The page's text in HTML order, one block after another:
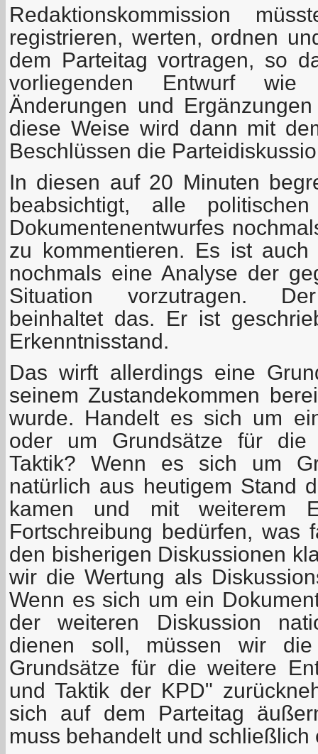
Redaktionskommission
registrieren, werten, ordnen
dem Parteitag vortragen, so
vorliegenden Entwurf
Änderungen und
diese Weise wird dann mit
Beschlüssen die
In diesen auf 20 Minuten
beabsichtigt, alle
Dokumentenentwurfes
zu kommentieren. Es ist
nochmals eine Analyse der
Situation vorzutragen. Der
beinhaltet das. Er ist
Erkenntnisstand.
Das wirft allerdings eine
seinem Zustandekommen
wurde. Handelt es sich um
oder um Grundsätze für die
Taktik? Wenn es sich um
natürlich aus heutigem Stand
kamen und mit weiterem
Fortschreibung bedürfen, was
den bisherigen Diskussionen
wir die Wertung als
Wenn es sich um ein
der weiteren Diskussion
dienen soll, müssen wir die
Grundsätze für die weitere
und Taktik der KPD"
sich auf dem Parteitag
muss behandelt und